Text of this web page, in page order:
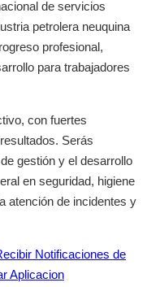
de servicios
petrolera neuquina
profesional,
para trabajadores
con fuertes
Serás
gestión y el desarrollo
en seguridad, higiene
atención de incidentes y